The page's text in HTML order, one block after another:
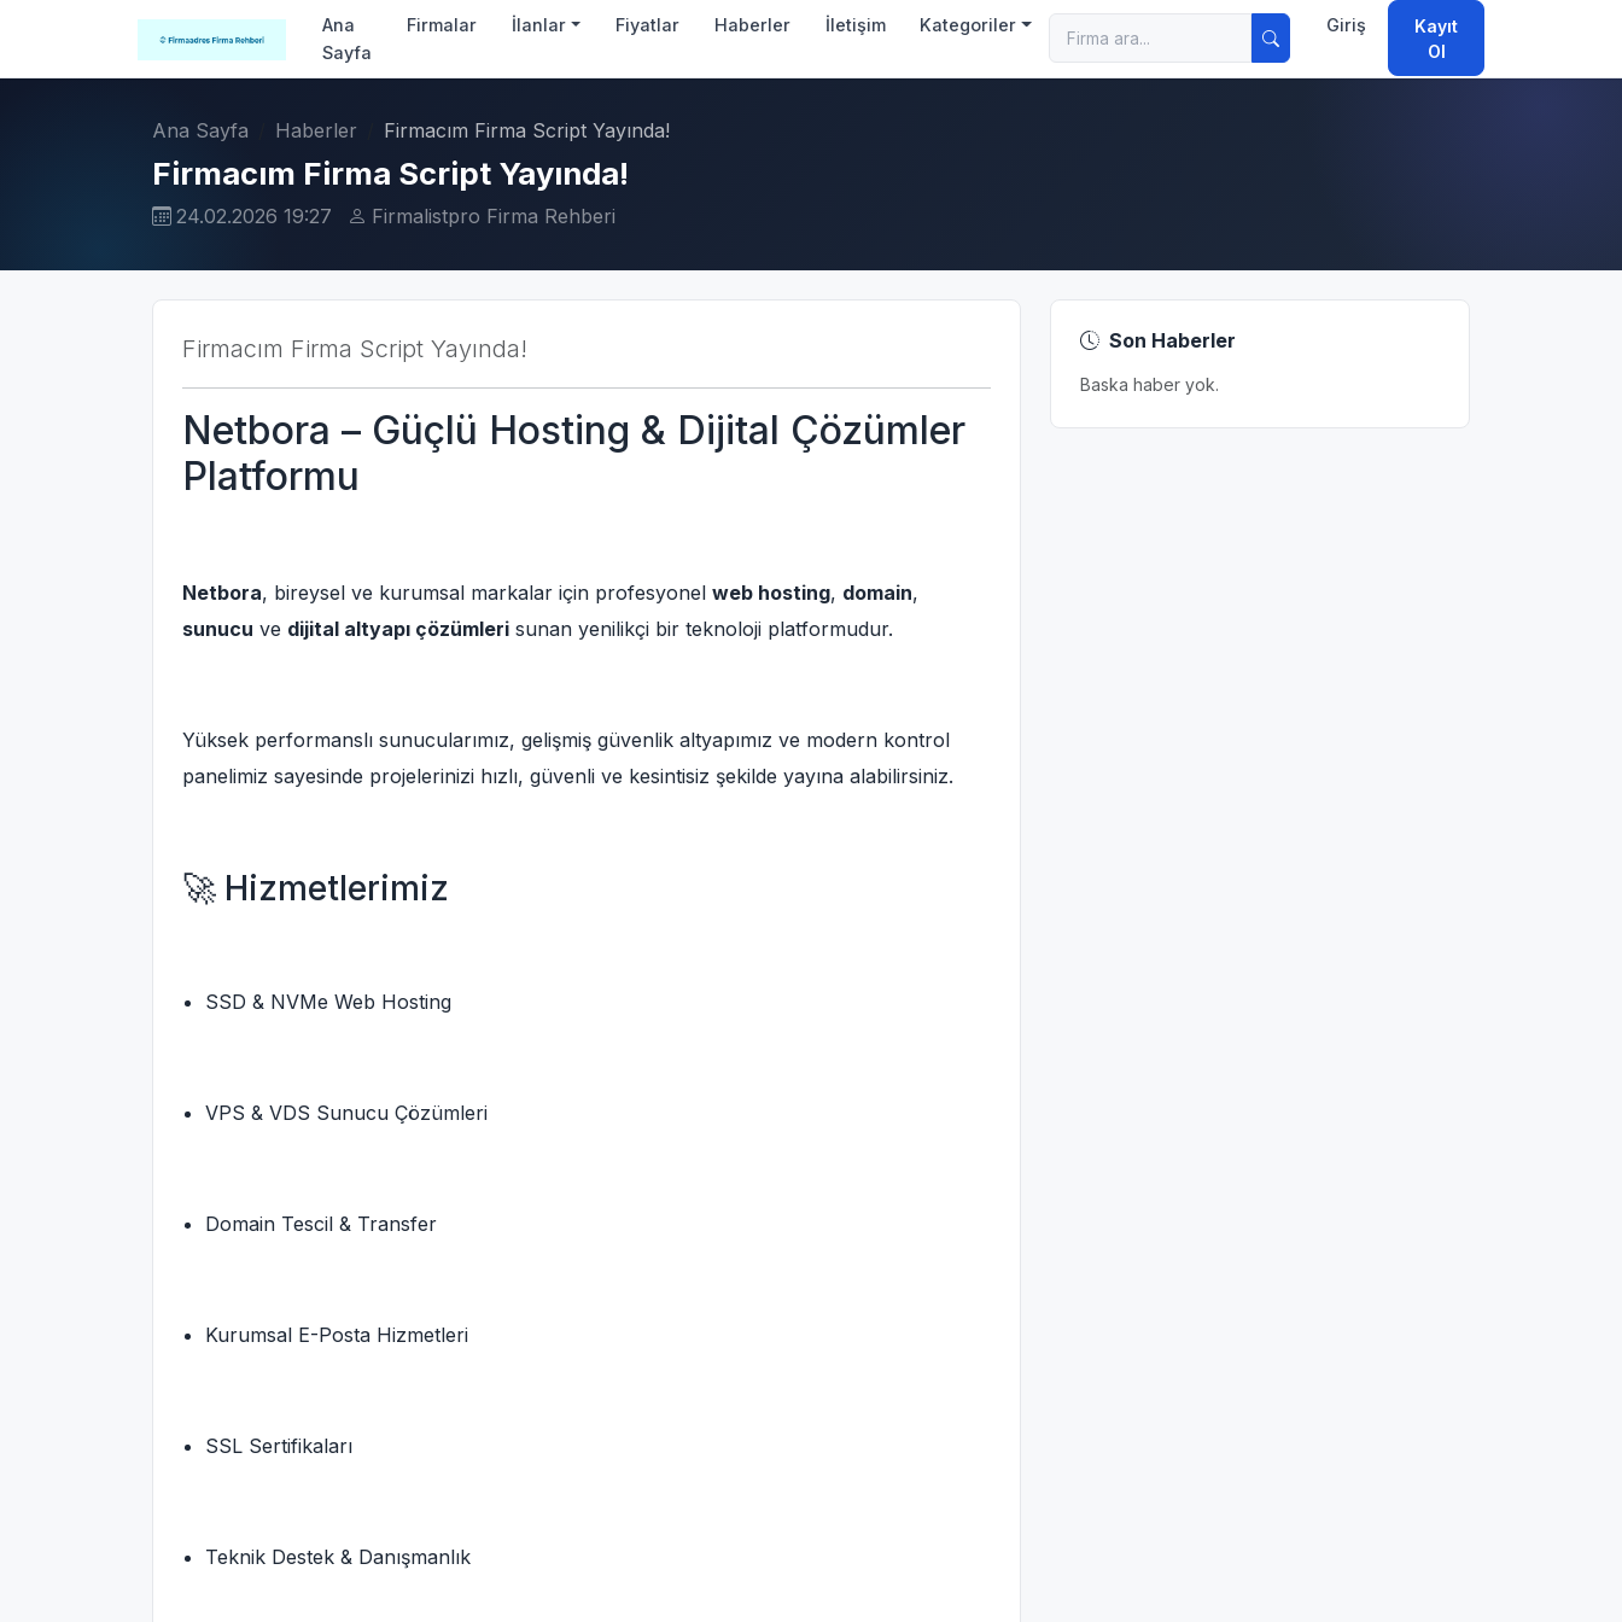
Ana
Sayfa
Firmalar İlanlar Fiyatlar Haberler İletişim Kategoriler Giriş
Kayıt
Ol
Ana Sayfa Haberler Firmacım Firma Script Yayında!
Firmacım Firma Script Yayında!
24.02.2026 19:27 Firmalistpro Firma Rehberi
Firmacım Firma Script Yayında!
Netbora – Güçlü Hosting & Dijital Çözümler
Platformu
Netbora, bireysel ve kurumsal markalar için profesyonel web hosting, domain,
sunucu ve dijital altyapı çözümleri sunan yenilikçi bir teknoloji platformudur.
Yüksek performanslı sunucularımız, gelişmiş güvenlik altyapımız ve modern kontrol
panelimiz sayesinde projelerinizi hızlı, güvenli ve kesintisiz şekilde yayına alabilirsiniz.
🚀 Hizmetlerimiz
SSD & NVMe Web Hosting
VPS & VDS Sunucu Çözümleri
Domain Tescil & Transfer
Kurumsal E-Posta Hizmetleri
SSL Sertifikaları
Teknik Destek & Danışmanlık
Son Haberler
Baska haber yok.